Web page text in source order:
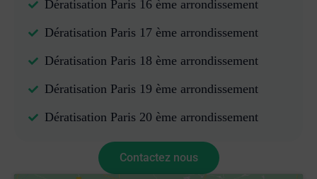
Dératisation Paris 16 ème arrondissement
Dératisation Paris 17 ème arrondissement
Dératisation Paris 18 ème arrondissement
Dératisation Paris 19 ème arrondissement
Dératisation Paris 20 ème arrondissement
Contactez nous